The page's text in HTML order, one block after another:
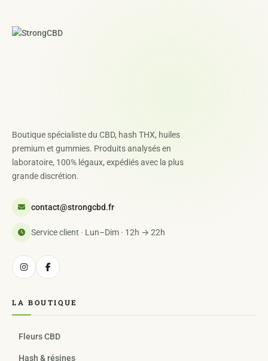
Boutique spécialiste du CBD, hash THX, huiles
premium et gummies. Produits analysés en
laboratoire, 100% légaux, expédiés avec la plus
grande discrétion.
contact@strongcbd.fr
Service client · Lun–Dim · 12h → 22h
LA BOUTIQUE
Fleurs CBD
Hash & résines